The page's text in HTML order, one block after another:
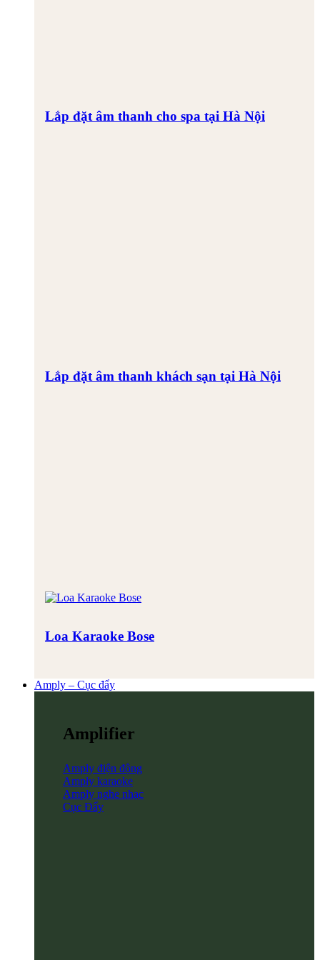
Lắp đặt âm thanh cho spa tại Hà Nội
Lắp đặt âm thanh khách sạn tại Hà Nội
Loa Karaoke Bose
Amply – Cục đẩy
Amplifier
Amply điện động
Amply karaoke
Amply nghe nhạc
Cục Đẩy